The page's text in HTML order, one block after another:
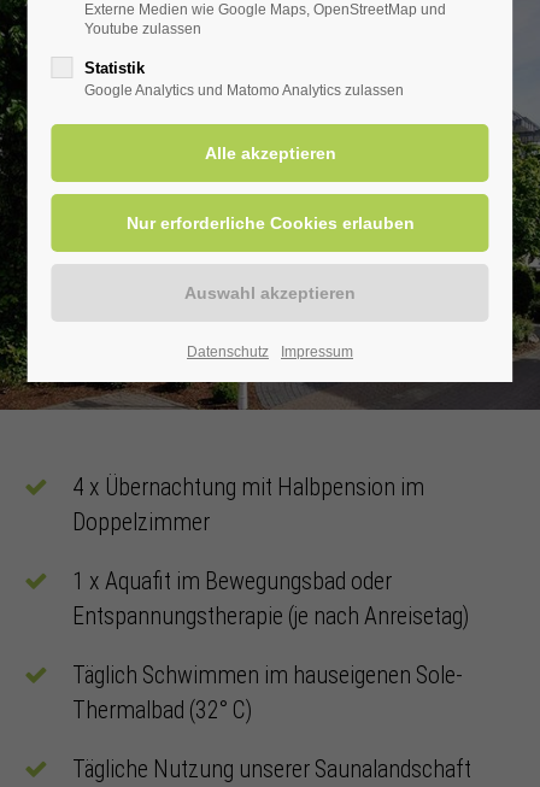
4 x Übernachtung mit Halbpension im
Doppelzimmer
1 x Aquafit im Bewegungsbad oder
Entspannungstherapie (je nach Anreisetag)
Täglich Schwimmen im hauseigenen Sole-
Thermalbad (32° C)
Tägliche Nutzung unserer Saunalandschaft
Externe Medien wie Google Maps, OpenStreetMap und
Youtube zulassen
Statistik
Google Analytics und Matomo Analytics zulassen
Datenschutz Impressum